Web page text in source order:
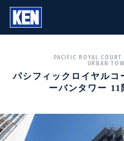
PACIFIC ROYAL
URBAN
パシフィックロイヤルコ
ーバンタワー